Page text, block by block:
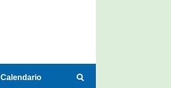
Calendario